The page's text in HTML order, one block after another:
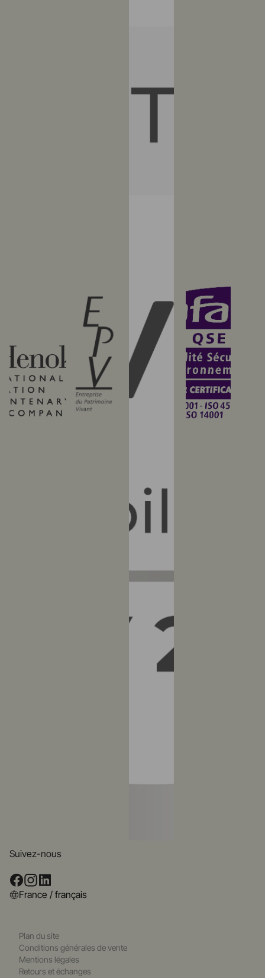
Suivez-nous
France / français
Plan du site
Conditions générales de vente
Mentions légales
Retours et échanges